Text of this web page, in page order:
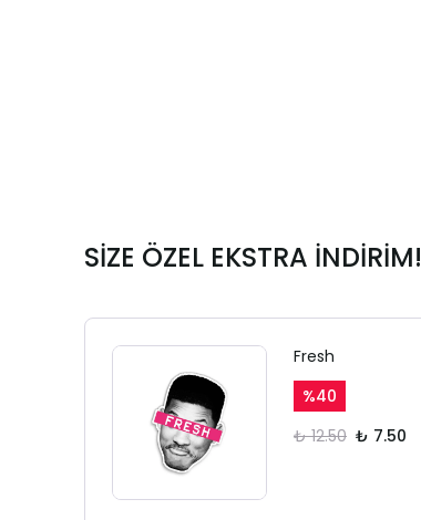
SİZE ÖZEL EKSTRA İNDİRİM!
Fresh
%40
₺ 12.50 ₺ 7.50